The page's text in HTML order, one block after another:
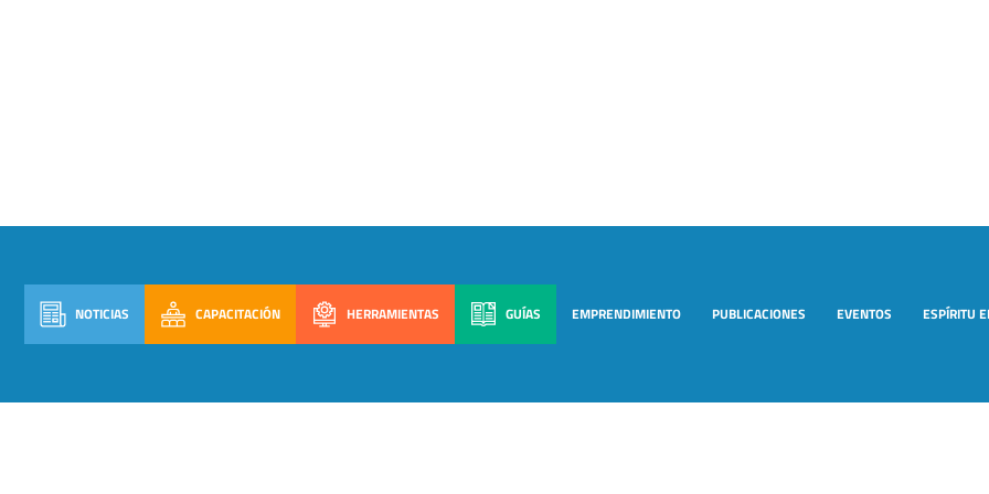
NOTICIAS CAPACITACIÓN HERRAMIENTAS GUÍAS EMPRENDIMIENTO PUBLICACIONES EVENTOS ESPÍRITU